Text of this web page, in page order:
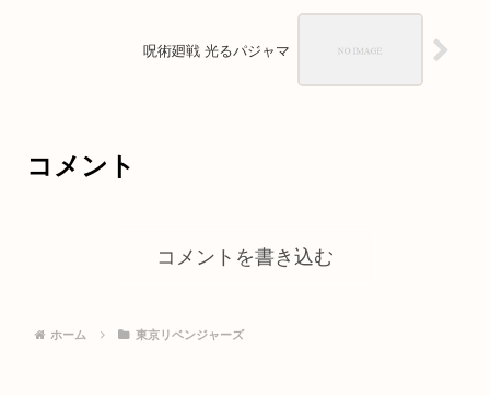
呪術廻戦 光るパジャマ
コメント
コメントを書き込む
ホーム 東京リベンジャーズ